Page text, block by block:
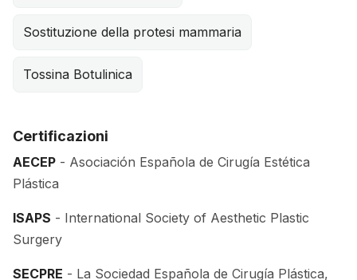
Sostituzione della protesi mammaria
Tossina Botulinica
Certificazioni
AECEP - Asociación Española de Cirugía Estética
Plástica
ISAPS - International Society of Aesthetic Plastic
Surgery
SECPRE - La Sociedad Española de Cirugía Plástica,